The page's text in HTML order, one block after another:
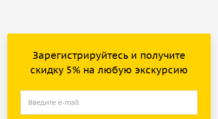
Зарегистрируйтесь и получите
скидку 5% на любую экскурсию